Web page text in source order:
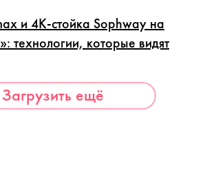
и 4K-стойка Sophway на
которые видят
Загрузить ещё